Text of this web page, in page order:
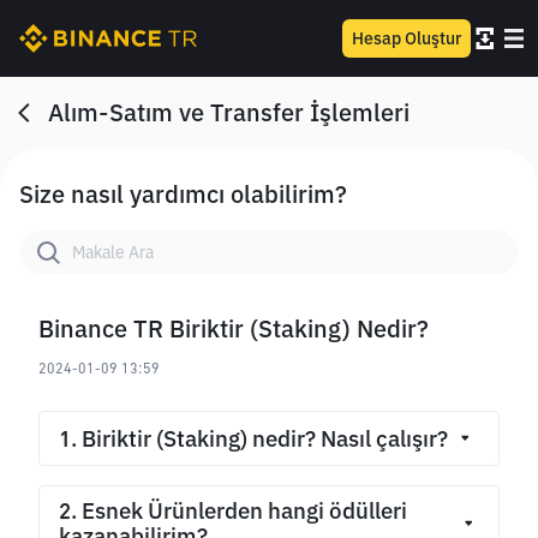
Hesap Oluştur
Alım-Satım ve Transfer İşlemleri
Size nasıl yardımcı olabilirim?
Binance TR Biriktir (Staking) Nedir?
2024-01-09 13:59
1. Biriktir (Staking) nedir? Nasıl çalışır?
Biriktir (Staking), kullanıcıların Dijital Varlıklarını,
Esnek veya Kilitli vadelerle yatırarak ödül
2. Esnek Ürünlerden hangi ödülleri